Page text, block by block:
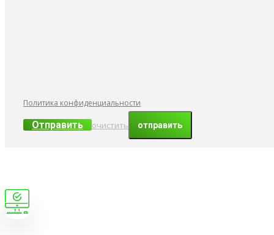
Политика конфиденциальности
Отправить очистить